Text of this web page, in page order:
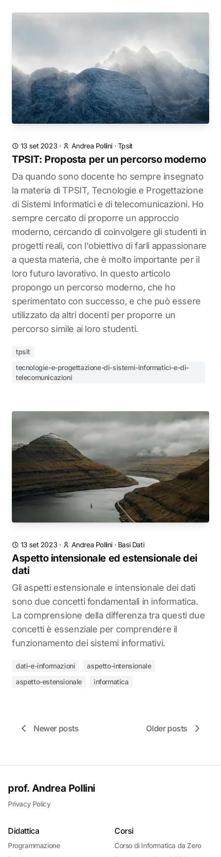
13 set 2023 · Andrea Pollini · Tpsit
TPSIT: Proposta per un percorso moderno
Da quando sono docente ho sempre insegnato
la materia di TPSIT, Tecnologie e Progettazione
di Sistemi Informatici e di telecomunicazioni. Ho
sempre cercato di proporre un approccio
moderno, cercando di coinvolgere gli studenti in
progetti reali, con l'obiettivo di farli appassionare
a questa materia, che è molto importante per il
loro futuro lavorativo. In questo articolo
propongo un percorso moderno, che ho
sperimentato con successo, e che può essere
utilizzato da altri docenti per proporre un
percorso simile ai loro studenti.
tpsit
tecnologie-e-progettazione-di-sistemi-informatici-e-di-
telecomunicazioni
13 set 2023 · Andrea Pollini · Basi Dati
Aspetto intensionale ed estensionale dei
dati
Gli aspetti estensionale e intensionale dei dati
sono due concetti fondamentali in informatica.
La comprensione della differenza tra questi due
concetti è essenziale per comprendere il
funzionamento dei sistemi informativi.
dati-e-informazioni
aspetto-intensionale
aspetto-estensionale
informatica
Newer posts Older posts
prof. Andrea Pollini
Privacy Policy
Didattica
Programmazione
Corsi
Corso di Informatica da Zero